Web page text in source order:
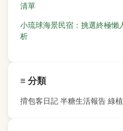
清單
小琉球海景民宿：挑選終極懶
析
≡ 分類
揹包客日記 半糖生活報告 綠